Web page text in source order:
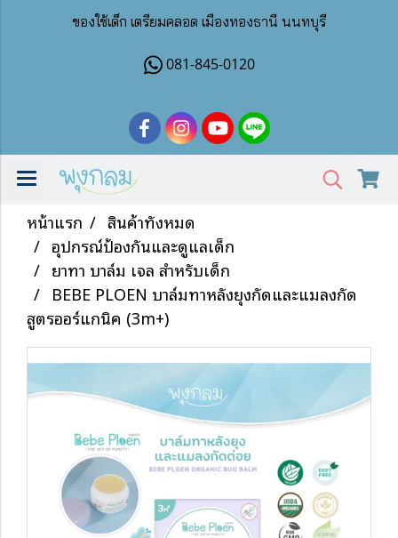
ของใช้เด็ก เตรียมคลอด เมืองทองธานี นนทบุรี
081-845-0120
หน้าแรก
สินค้าทั้งหมด
อุปกรณ์ป้องกันและดูแลเด็ก
ยาทา บาล์ม เจล สำหรับเด็ก
BEBE PLOEN บาล์มทาหลังยุงกัดและแมลงกัด
สูตรออร์แกนิค (3m+)